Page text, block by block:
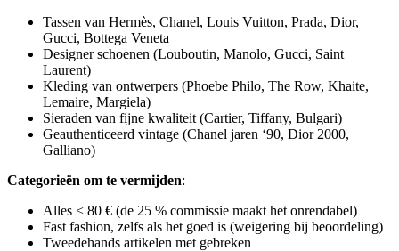
Tassen van Hermès, Chanel, Louis Vuitton, Prada, Dior,
Gucci, Bottega Veneta
Designer schoenen (Louboutin, Manolo, Gucci, Saint
Laurent)
Kleding van ontwerpers (Phoebe Philo, The Row, Khaite,
Lemaire, Margiela)
Sieraden van fijne kwaliteit (Cartier, Tiffany, Bulgari)
Geauthenticeerd vintage (Chanel jaren ‘90, Dior 2000,
Galliano)
Categorieën om te vermijden:
Alles < 80 € (de 25 % commissie maakt het onrendabel)
Fast fashion, zelfs als het goed is (weigering bij beoordeling)
Tweedehands artikelen met gebreken